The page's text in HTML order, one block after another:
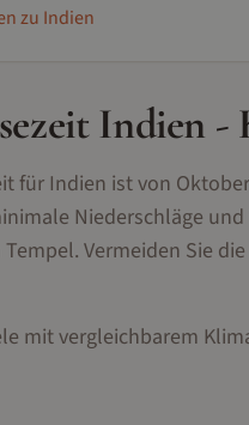
zu Indien
Indien -
für Indien ist von
Niederschläge
Vermeiden Sie
mit vergleichbarem